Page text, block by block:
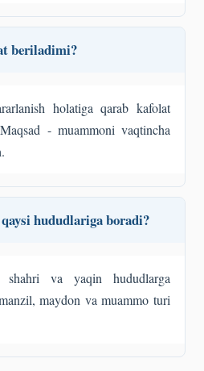
beriladimi?
holatiga qarab kafolat
- muammoni vaqtincha
hududlariga boradi?
shahri va yaqin hududlarga
maydon va muammo turi